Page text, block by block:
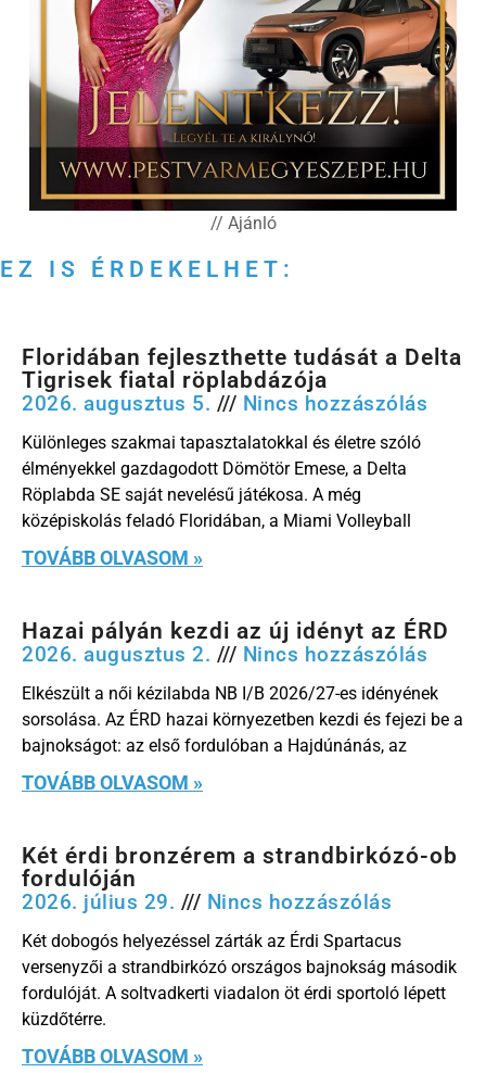
// Ajánló
EZ IS ÉRDEKELHET:
Floridában fejleszthette tudását a Delta
Tigrisek fiatal röplabdázója
2026. augusztus 5. Nincs hozzászólás
Különleges szakmai tapasztalatokkal és életre szóló
élményekkel gazdagodott Dömötör Emese, a Delta
Röplabda SE saját nevelésű játékosa. A még
középiskolás feladó Floridában, a Miami Volleyball
TOVÁBB OLVASOM »
Hazai pályán kezdi az új idényt az ÉRD
2026. augusztus 2. Nincs hozzászólás
Elkészült a női kézilabda NB I/B 2026/27-es idényének
sorsolása. Az ÉRD hazai környezetben kezdi és fejezi be a
bajnokságot: az első fordulóban a Hajdúnánás, az
TOVÁBB OLVASOM »
Két érdi bronzérem a strandbirkózó-ob
fordulóján
2026. július 29. Nincs hozzászólás
Két dobogós helyezéssel zárták az Érdi Spartacus
versenyzői a strandbirkózó országos bajnokság második
fordulóját. A soltvadkerti viadalon öt érdi sportoló lépett
küzdőtérre.
TOVÁBB OLVASOM »